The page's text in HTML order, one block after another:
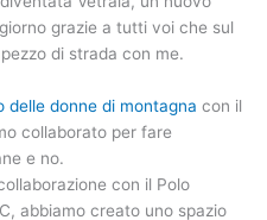
grazie a tutti voi che sul
di strada con me.
delle donne di montagna con il
collaborato per fare
e no.
con il Polo
abbiamo creato uno spazio